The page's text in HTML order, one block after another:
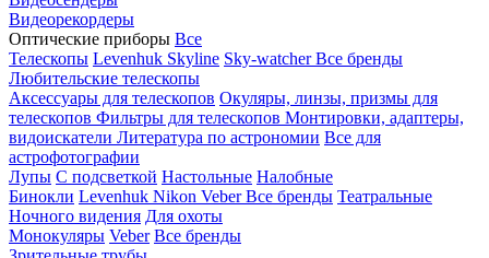
Видеорекордеры
Оптические приборы Все
Телескопы Levenhuk Skyline Sky-watcherВсе бренды
Любительские телескопы
Аксессуары для телескопов Окуляры, линзы, призмы для
телескопов Фильтры для телескопов Монтировки, адаптеры,
видоискатели Литература по астрономии Все для
астрофотографии
Лупы С подсветкой Настольные Налобные
Бинокли Levenhuk Nikon VeberВсе бренды Театральные
Ночного видения Для охоты
Монокуляры Veber Все бренды